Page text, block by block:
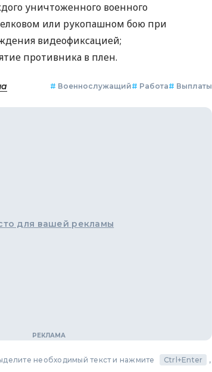
уничтоженного военного
или рукопашном бою при
видеофиксацией;
противника в плен.
# Военнослужащий# Работа# Выплаты
для вашей рекламы
необходимый текст и нажмите Ctrl+Enter
,